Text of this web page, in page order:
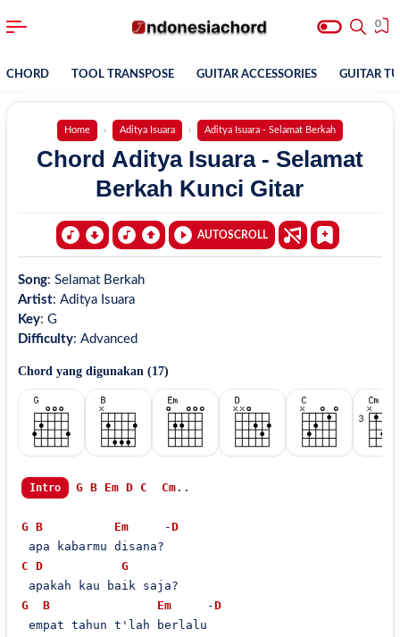
0
CHORD TOOL TRANSPOSE GUITAR ACCESSORIES GUITAR
Home Aditya Isuara Aditya Isuara - Selamat Berkah
Chord Aditya Isuara - Selamat
Berkah Kunci Gitar
AUTOSCROLL
Song: Selamat Berkah
Artist: Aditya Isuara
Key: G
Difficulty: Advanced
Chord yang digunakan (17)
Intro G B Em D C Cm..
G B Em
     -
D
C D
G
G
B Em
     -
D